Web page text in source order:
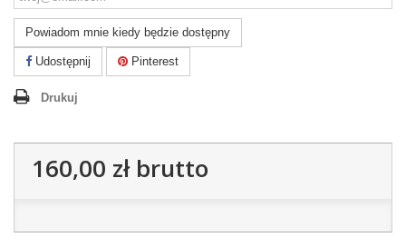
Powiadom mnie kiedy będzie dostępny
Udostępnij Pinterest
Drukuj
160,00 złbrutto